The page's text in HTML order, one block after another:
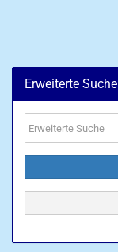
Erweiterte Suche
Suche